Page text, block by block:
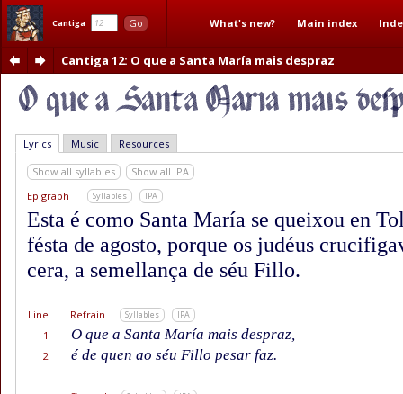
Cantiga Go What's new? Main index
Cantiga 12: O que a Santa María mais despraz
Lyrics Music Resources
Show all syllables
Show all IPA
Epigraph
Syllables IPA
Esta é como Santa María se queixou en
fésta de agosto, porque os judéus
cera, a semellança de séu Fillo.
Line Refrain Syllables IPA
1 O que a Santa María mais despraz,
2 é de quen ao séu Fillo pesar faz.